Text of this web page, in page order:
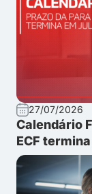
27/07/2026
Calendário
ECF